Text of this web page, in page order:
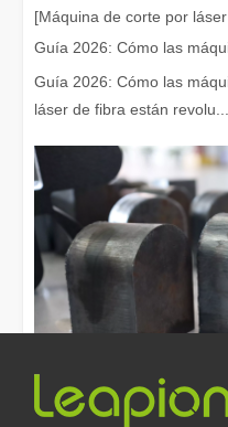
Saliendo del ajetreo y el
[Máquina de corte por
Guía 2026: Cómo las
láser de fibra están revolu...